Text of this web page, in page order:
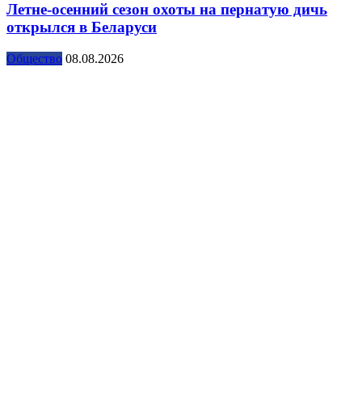
Летне-осенний сезон охоты на пернатую дичь
открылся в Беларуси
Общество 08.08.2026